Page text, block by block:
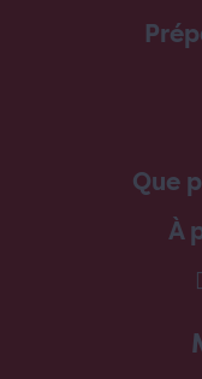
Que
À